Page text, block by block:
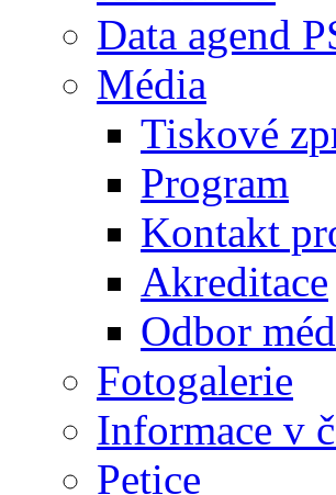
Data agend
Média
Tiskové
Program
Kontakt
Akreditace
Odbor
Fotogalerie
Informace v
Petice